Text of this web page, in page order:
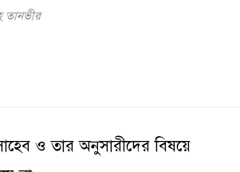
তানভীর
ও তার অনুসারীদের বিষয়ে